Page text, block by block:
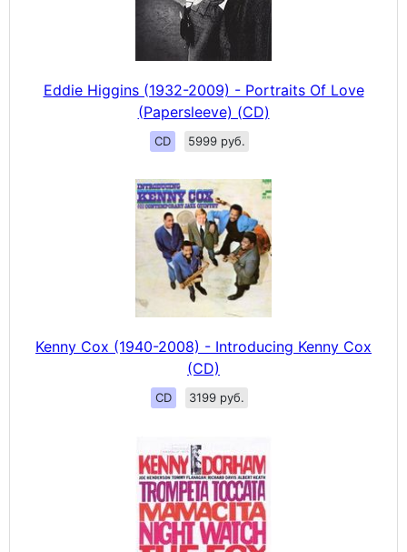
Eddie Higgins (1932-2009) - Portraits Of Love
(Papersleeve) (CD)
CD 5999 руб.
Kenny Cox (1940-2008) - Introducing Kenny Cox
(CD)
CD 3199 руб.